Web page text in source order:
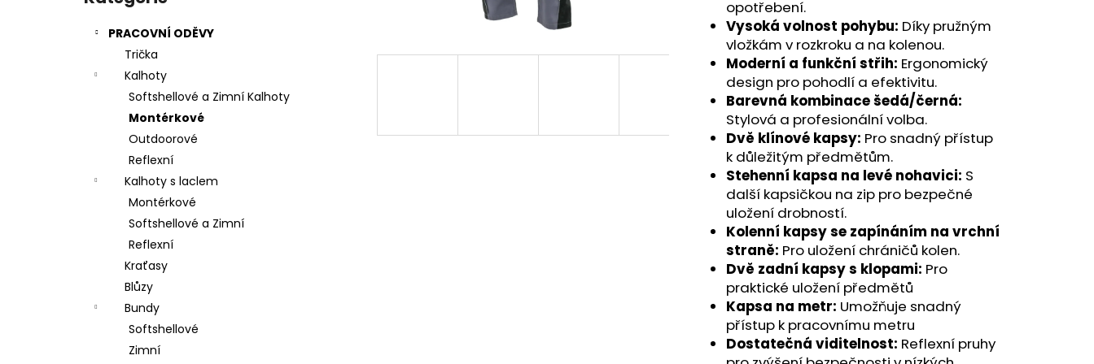
PRACOVNÍ ODĚVY
Trička
Kalhoty
Softshellové a Zimní Kalhoty
Montérkové
Outdoorové
Reflexní
Kalhoty s laclem
Montérkové
Softshellové a Zimní
Reflexní
Kraťasy
Blůzy
Bundy
Softshellové
Zimní
opotřebení.
Vysoká volnost pohybu: Díky pružným
vložkám v rozkroku a na kolenou.
Moderní a funkční střih: Ergonomický
design pro pohodlí a efektivitu.
Barevná kombinace šedá/černá:
Stylová a profesionální volba.
Dvě klínové kapsy: Pro snadný přístup
k důležitým předmětům.
Stehenní kapsa na levé nohavici: S
další kapsičkou na zip pro bezpečné
uložení drobností.
Kolenní kapsy se zapínáním na vrchní
straně: Pro uložení chráničů kolen.
Dvě zadní kapsy s klopami: Pro
praktické uložení předmětů
Kapsa na metr: Umožňuje snadný
přístup k pracovnímu metru
Dostatečná viditelnost: Reflexní pruhy